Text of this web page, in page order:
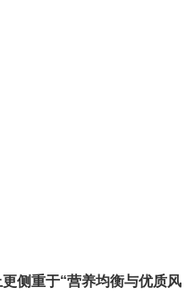
侧重于“营养均衡与优质风